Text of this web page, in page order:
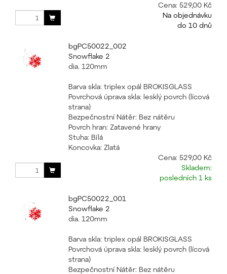
Cena: 529,00 Kč
Na objednávku
do 10 dnů
bgPC50022_002
Snowflake 2
dia. 120mm
Barva skla: triplex opál BROKISGLASS
Povrchová úprava skla: lesklý povrch (lícová
strana)
Bezpečnostní Nátěr: Bez nátěru
Povrch hran: Zatavené hrany
Stuha: Bílá
Koncovka: Zlatá
Cena: 529,00 Kč
Skladem:
posledních 1 ks
bgPC50022_001
Snowflake 2
dia. 120mm
Barva skla: triplex opál BROKISGLASS
Povrchová úprava skla: lesklý povrch (lícová
strana)
Bezpečnostní Nátěr: Bez nátěru